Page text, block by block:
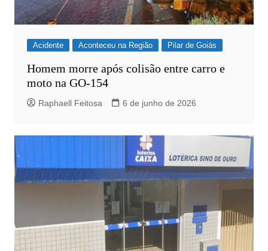
Acidente Aconteceu na Região Pilar de Goiás
Homem morre após colisão entre carro e
moto na GO-154
Raphaell Feitosa 6 de junho de 2026